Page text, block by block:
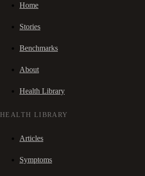
Home
Stories
Benchmarks
About
Health Library
HEALTH LIBRARY
Articles
Symptoms